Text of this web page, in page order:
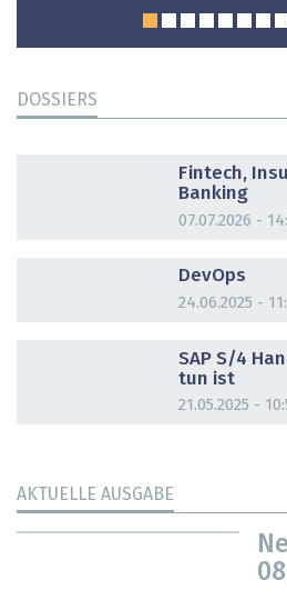
DOSSIERS
Fintech,
Banking
07.07.2026 -
DevOps
24.06.2025 -
SAP S/4
tun ist
21.05.2025 -
AKTUELLE AUSGABE